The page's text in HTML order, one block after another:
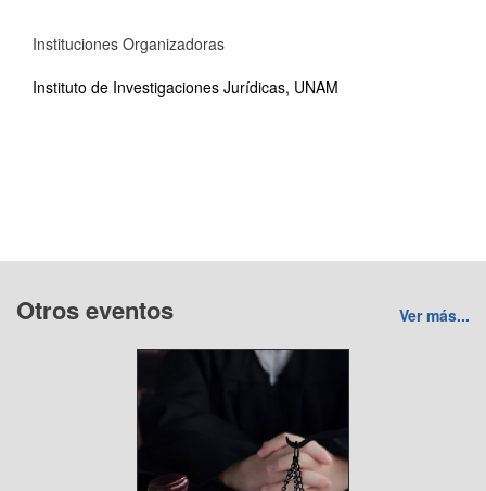
Instituciones Organizadoras
Instituto de Investigaciones Jurídicas, UNAM
Otros eventos Ver más...